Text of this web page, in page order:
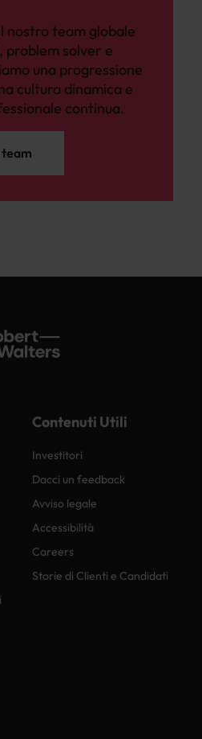
team globale
solver e
una progressione
cultura dinamica e
continua.
Contenuti Utili
Investitori
Dacci un feedback
Avviso legale
Accessibilità
Careers
Storie di Clienti e Candidati